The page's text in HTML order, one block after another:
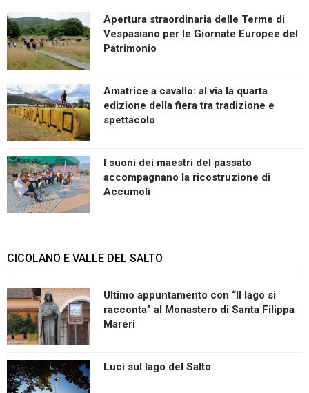
Apertura straordinaria delle Terme di
Vespasiano per le Giornate Europee del
Patrimonio
Amatrice a cavallo: al via la quarta
edizione della fiera tra tradizione e
spettacolo
I suoni dei maestri del passato
accompagnano la ricostruzione di
Accumoli
CICOLANO E VALLE DEL SALTO
Ultimo appuntamento con “Il lago si
racconta” al Monastero di Santa Filippa
Mareri
Luci sul lago del Salto